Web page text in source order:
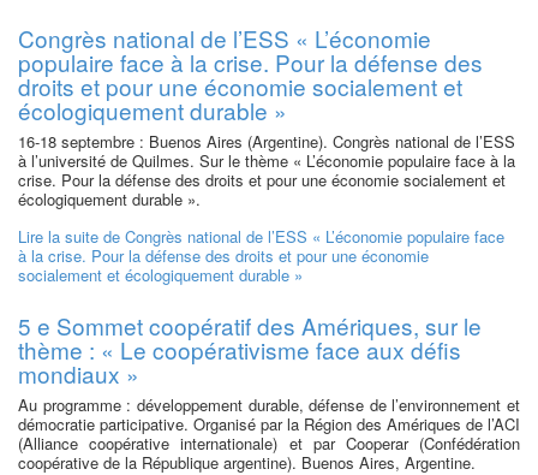
Congrès national de l’ESS « L’économie
populaire face à la crise. Pour la défense des
droits et pour une économie socialement et
écologiquement durable »
16-18 septembre : Buenos Aires (Argentine). Congrès national de l’ESS
à l’université de Quilmes. Sur le thème « L’économie populaire face à la
crise. Pour la défense des droits et pour une économie socialement et
écologiquement durable ».
Lire la suite de Congrès national de l’ESS « L’économie populaire face
à la crise. Pour la défense des droits et pour une économie
socialement et écologiquement durable »
5 e Sommet coopératif des Amériques, sur le
thème : « Le coopérativisme face aux défis
mondiaux »
Au programme : développement durable, défense de l’environnement et
démocratie participative. Organisé par la Région des Amériques de l’ACI
(Alliance coopérative internationale) et par Cooperar (Confédération
coopérative de la République argentine). Buenos Aires, Argentine.